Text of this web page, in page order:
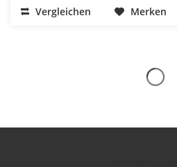
Vergleichen Merken